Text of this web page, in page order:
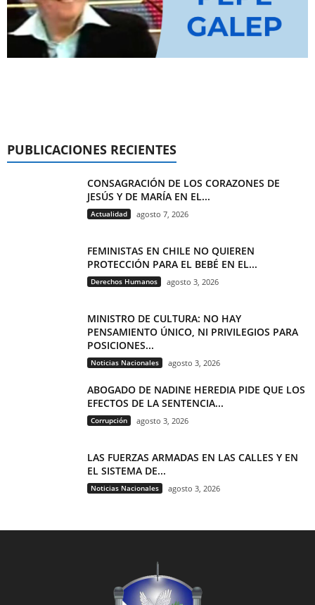
PUBLICACIONES RECIENTES
CONSAGRACIÓN DE LOS CORAZONES DE
JESÚS Y DE MARÍA EN EL...
Actualidad agosto 7, 2026
FEMINISTAS EN CHILE NO QUIEREN
PROTECCIÓN PARA EL BEBÉ EN EL...
Derechos Humanos agosto 3, 2026
MINISTRO DE CULTURA: NO HAY
PENSAMIENTO ÚNICO, NI PRIVILEGIOS PARA
POSICIONES...
Noticias Nacionales agosto 3, 2026
ABOGADO DE NADINE HEREDIA PIDE QUE LOS
EFECTOS DE LA SENTENCIA...
Corrupción agosto 3, 2026
LAS FUERZAS ARMADAS EN LAS CALLES Y EN
EL SISTEMA DE...
Noticias Nacionales agosto 3, 2026